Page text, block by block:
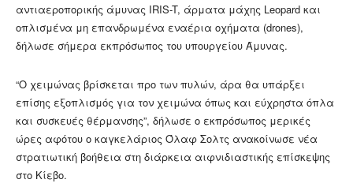
αντιαεροπορικής άμυνας IRIS-T, άρματα μάχης Leopard και
οπλισμένα μη επανδρωμένα εναέρια οχήματα (drones),
δήλωσε σήμερα εκπρόσωπος του υπουργείου Άμυνας.
“Ο χειμώνας βρίσκεται προ των πυλών, άρα θα υπάρξει
επίσης εξοπλισμός για τον χειμώνα όπως και εύχρηστα όπλα
και συσκευές θέρμανσης”, δήλωσε ο εκπρόσωπος μερικές
ώρες αφότου ο καγκελάριος Όλαφ Σολτς ανακοίνωσε νέα
στρατιωτική βοήθεια στη διάρκεια αιφνιδιαστικής επίσκεψης
στο Κίεβο.